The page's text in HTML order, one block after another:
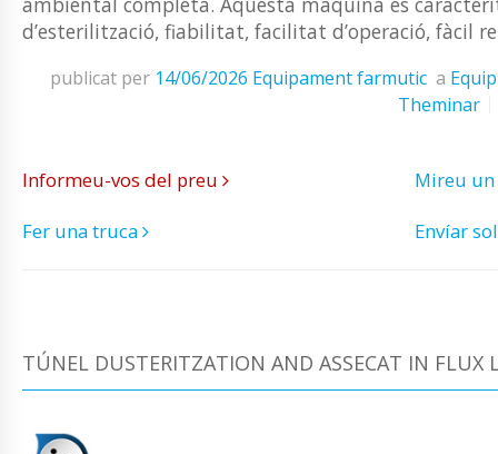
d’esterilització, fiabilitat, facilitat d’operació, fàcil
publicat per 14/06/2026 Equipament farmutic a
Theminar
Informeu-vos del preu
Mireu
Fer una truca
Envíar
TÚNEL DUSTERITZATION AND ASSECAT IN FLUX